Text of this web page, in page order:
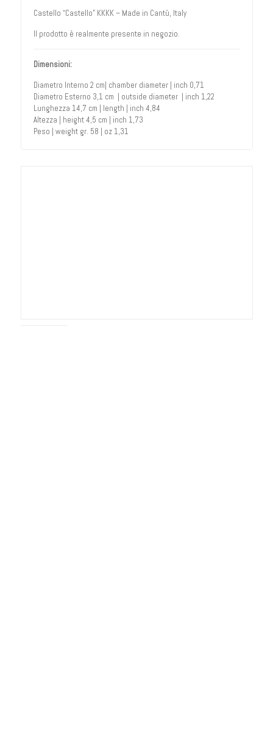
Castello “Castello” KKKK – Made in Cantù, Italy
Il prodotto è realmente presente in negozio.
Dimensioni:
Diametro Interno 2 cm| chamber diameter | inch 0,71
Diametro Esterno 3,1 cm | outside diameter | inch 1,22
Lunghezza 14,7 cm | length | inch 4,84
Altezza | height 4,5 cm | inch 1,73
Peso | weight gr. 58 | oz 1,31